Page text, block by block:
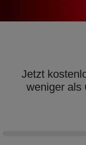
EXTRAS
Jetzt
weniger als